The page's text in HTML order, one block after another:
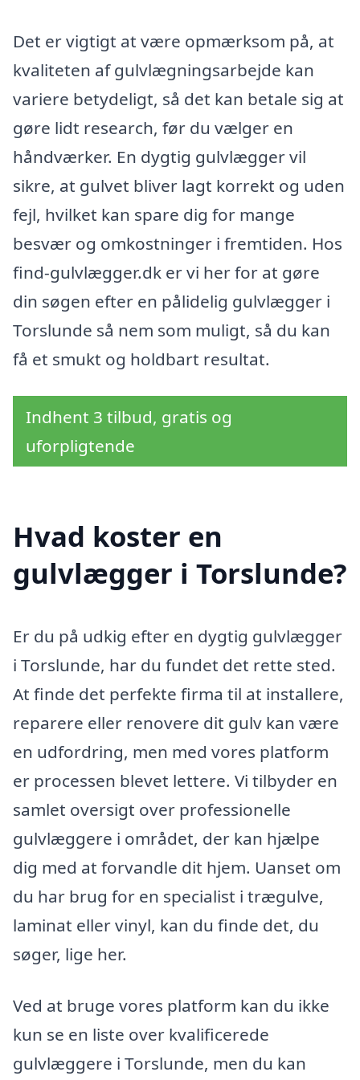
Det er vigtigt at være opmærksom på, at
kvaliteten af gulvlægningsarbejde kan
variere betydeligt, så det kan betale sig at
gøre lidt research, før du vælger en
håndværker. En dygtig gulvlægger vil
sikre, at gulvet bliver lagt korrekt og uden
fejl, hvilket kan spare dig for mange
besvær og omkostninger i fremtiden. Hos
find-gulvlægger.dk er vi her for at gøre
din søgen efter en pålidelig gulvlægger i
Torslunde så nem som muligt, så du kan
få et smukt og holdbart resultat.
Indhent 3 tilbud, gratis og
uforpligtende
Hvad koster en
gulvlægger i Torslunde?
Er du på udkig efter en dygtig gulvlægger
i Torslunde, har du fundet det rette sted.
At finde det perfekte firma til at installere,
reparere eller renovere dit gulv kan være
en udfordring, men med vores platform
er processen blevet lettere. Vi tilbyder en
samlet oversigt over professionelle
gulvlæggere i området, der kan hjælpe
dig med at forvandle dit hjem. Uanset om
du har brug for en specialist i trægulve,
laminat eller vinyl, kan du finde det, du
søger, lige her.
Ved at bruge vores platform kan du ikke
kun se en liste over kvalificerede
gulvlæggere i Torslunde, men du kan